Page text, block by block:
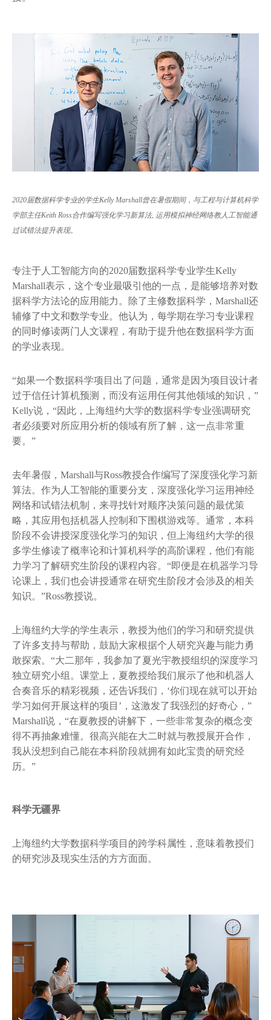
2020届数据科学专业的学生Kelly Marshall曾在暑假期间，与工程与计算机科学
学部主任Keith Ross合作编写强化学习新算法, 运用模拟神经网络教人工智能通
过试错法提升表现。
专注于人工智能方向的2020届数据科学专业学生Kelly
Marshall表示，这个专业最吸引他的一点，是能够培养对数
据科学方法论的应用能力。除了主修数据科学，Marshall还
辅修了中文和数学专业。他认为，每学期在学习专业课程
的同时修读两门人文课程，有助于提升他在数据科学方面
的学业表现。
“如果一个数据科学项目出了问题，通常是因为项目设计者
过于信任计算机预测，而没有运用任何其他领域的知识，”
Kelly说，“因此，上海纽约大学的数据科学专业强调研究
者必须要对所应用分析的领域有所了解，这一点非常重
要。”
去年暑假，Marshall与Ross教授合作编写了深度强化学习新
算法。作为人工智能的重要分支，深度强化学习运用神经
网络和试错法机制，来寻找针对顺序决策问题的最优策
略，其应用包括机器人控制和下围棋游戏等。通常，本科
阶段不会讲授深度强化学习的知识，但上海纽约大学的很
多学生修读了概率论和计算机科学的高阶课程，他们有能
力学习了解研究生阶段的课程内容。“即便是在机器学习导
论课上，我们也会讲授通常在研究生阶段才会涉及的相关
知识。”Ross教授说。
上海纽约大学的学生表示，教授为他们的学习和研究提供
了许多支持与帮助，鼓励大家根据个人研究兴趣与能力勇
敢探索。“大二那年，我参加了夏光宇教授组织的深度学习
独立研究小组。课堂上，夏教授给我们展示了他和机器人
合奏音乐的精彩视频，还告诉我们，‘你们现在就可以开始
学习如何开展这样的项目’，这激发了我强烈的好奇心，”
Marshall说，“在夏教授的讲解下，一些非常复杂的概念变
得不再抽象难懂。很高兴能在大二时就与教授展开合作，
我从没想到自己能在本科阶段就拥有如此宝贵的研究经
历。”
科学无疆界
上海纽约大学数据科学项目的跨学科属性，意味着教授们
的研究涉及现实生活的方方面面。